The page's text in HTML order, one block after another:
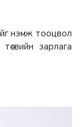
нэмж тооцвол
зарлага